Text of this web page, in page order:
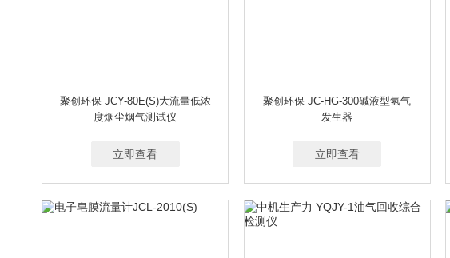
聚创环保 JCY-80E(S)大流量低浓
度烟尘烟气测试仪
立即查看
聚创环保 JC-HG-300碱液型氢气
发生器
立即查看